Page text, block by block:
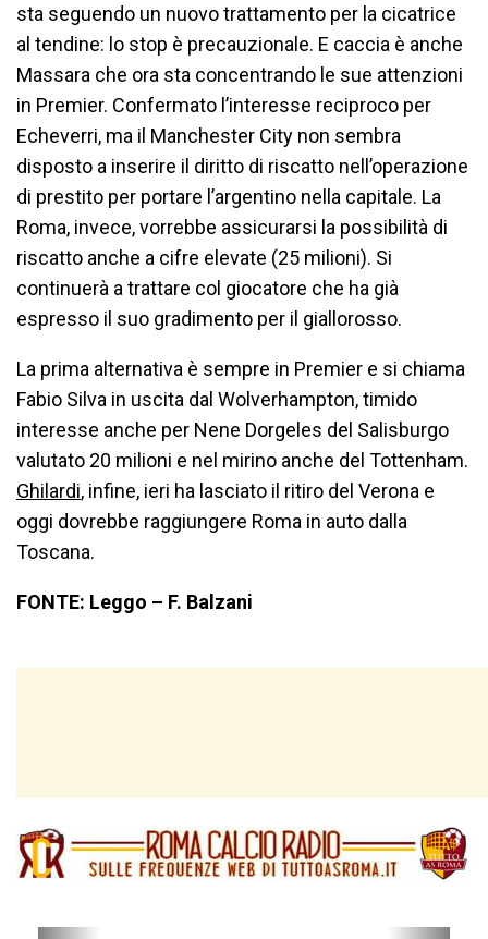
sta seguendo un nuovo trattamento per la cicatrice
al tendine: lo stop è precauzionale. E caccia è anche
Massara che ora sta concentrando le sue attenzioni
in Premier. Confermato l’interesse reciproco per
Echeverri, ma il Manchester City non sembra
disposto a inserire il diritto di riscatto nell’operazione
di prestito per portare l’argentino nella capitale. La
Roma, invece, vorrebbe assicurarsi la possibilità di
riscatto anche a cifre elevate (25 milioni). Si
continuerà a trattare col giocatore che ha già
espresso il suo gradimento per il giallorosso.
La prima alternativa è sempre in Premier e si chiama
Fabio Silva in uscita dal Wolverhampton, timido
interesse anche per Nene Dorgeles del Salisburgo
valutato 20 milioni e nel mirino anche del Tottenham.
Ghilardi, infine, ieri ha lasciato il ritiro del Verona e
oggi dovrebbe raggiungere Roma in auto dalla
Toscana.
FONTE: Leggo – F. Balzani